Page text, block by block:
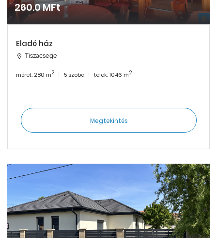
260.0 MFt
Eladó ház
Tiszacsege
méret: 280 m2 5 szoba telek: 1046 m2
Megtekintés